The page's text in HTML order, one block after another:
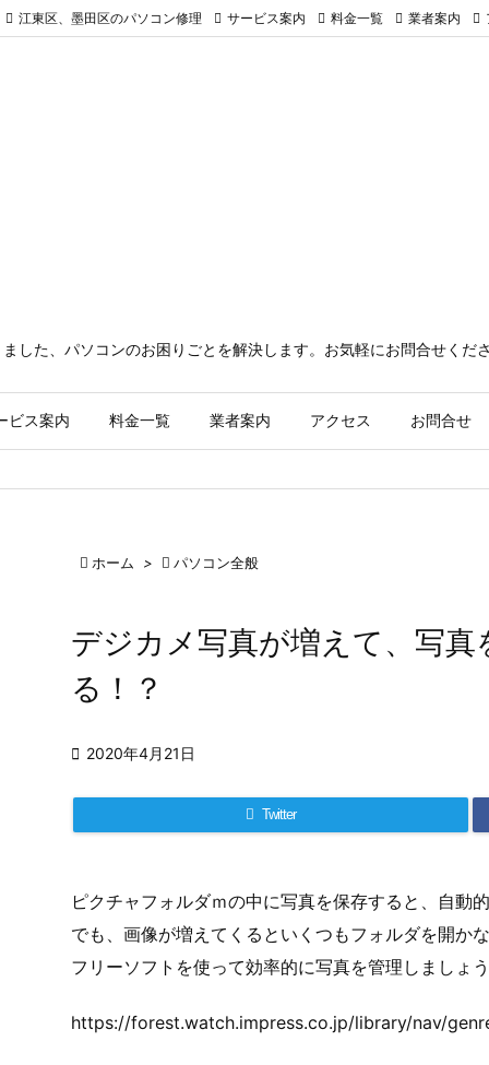
した、パソコンのお困りごとを解決します。お気軽にお問合せくだ
ビス案内 料金一覧 業者案内 アクセス お問合せ
江東区、墨田区のパソコン修理 サービス案内 料金一覧 業者案内
 ホーム >  パソコン全般
デジカメ写真が増えて、写
る！？
 2020年4月21日
Twitter
ピクチャフォルダｍの中に写真を保存すると、自動
でも、画像が増えてくるといくつもフォルダを開か
フリーソフトを使って効率的に写真を管理しましょ
https://forest.watch.impress.co.jp/library/nav/